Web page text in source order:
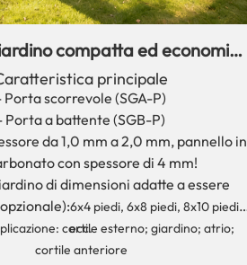
compatta ed economica
serie SG PCprincipale
Porta scorrevole (SGA-P)
Porta a battente (SGB-P)
da 1,0 mm a 2,0 mm, pannello in
con spessore di 4 mm!
di dimensioni adatte a essere
6x4 piedi, 6x8 piedi, 8x10 piedi
ecc.
cortile esterno; giardino; atrio;
cortile anteriore